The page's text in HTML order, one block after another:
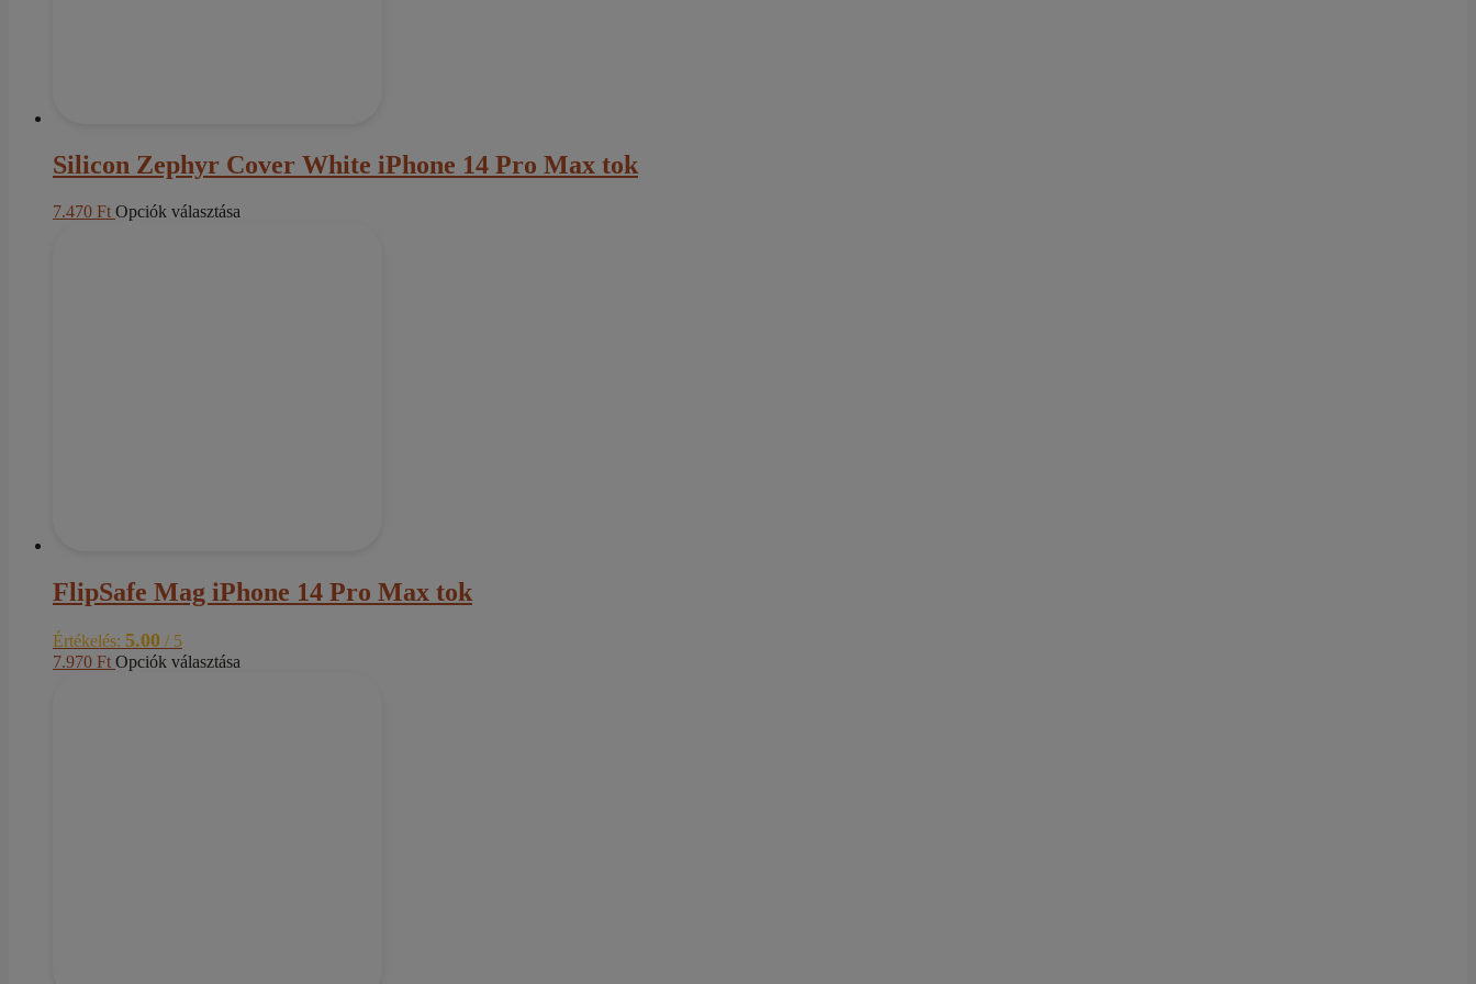
Silicon Zephyr Cover White iPhone 14 Pro Max tok
7.470 Ft Opciók választása
FlipSafe Mag iPhone 14 Pro Max tok
Értékelés: 5.00 / 5
7.970 Ft Opciók választása